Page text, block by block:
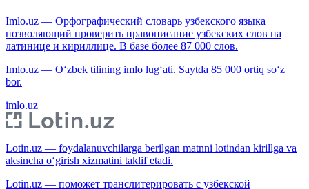
Imlo.uz — Орфографический словарь узбекского языка
позволяющий проверить правописание узбекских слов на
латинице и кириллице. В базе более 87 000 слов.
Imlo.uz — O‘zbek tilining imlo lug‘ati. Saytda 85 000 ortiq so‘z
bor.
imlo.uz
Lotin.uz — foydalanuvchilarga berilgan matnni lotindan kirillga va
aksincha o‘girish xizmatini taklif etadi.
Lotin.uz — поможет транслитерировать с узбекской